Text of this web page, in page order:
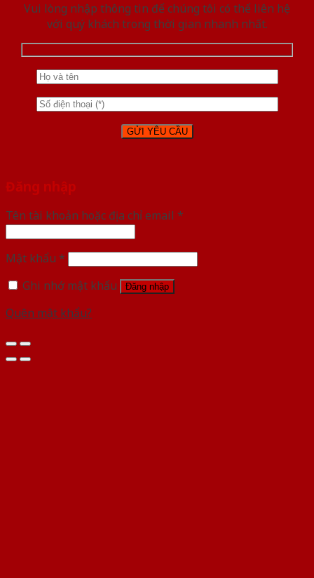
Vui lòng nhập thông tin để chúng tôi có thể liên hệ
với quý khách trong thời gian nhanh nhất.
Đăng nhập
Tên tài khoản hoặc địa chỉ email *
Mật khẩu *
Ghi nhớ mật khẩu
Đăng nhập
Quên mật khẩu?